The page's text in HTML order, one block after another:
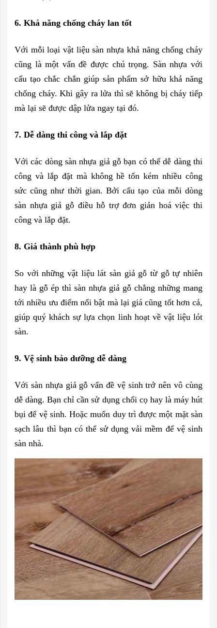
6. Khả năng chống cháy lan tốt
Với mỗi loại vật liệu sàn nhựa khả năng chống cháy
cũng là một vấn đề được chú trọng. Sàn nhựa với
cấu tạo chắc chắn giúp sản phẩm sở hữu khả năng
chống cháy. Khi gây ra lửa thì sẽ không bị cháy tiếp
mà lại sẽ được dập lửa ngay tại đó.
7. Dễ dàng thi công và lắp đặt
Với các dòng sàn nhựa giả gỗ bạn có thể dễ dàng thi
công và lắp đặt mà không hề tốn kém nhiều công
sức cũng như thời gian. Bởi cấu tạo của mỗi dòng
sàn nhựa giả gỗ điều hỗ trợ đơn giản hoá việc thi
công và lắp đặt.
8. Giá thành phù hợp
So với những vật liệu lát sàn giả gỗ từ gỗ tự nhiên
hay là gỗ ép thì sàn nhựa giả gỗ chẳng những mang
tới nhiều ưu điểm nổi bật mà lại giá cũng tốt hơn cả,
giúp quý khách sự lựa chọn linh hoạt về vật liệu lót
sàn.
9. Vệ sinh bảo dưỡng dễ dàng
Với sàn nhựa giả gỗ vấn đề vệ sinh trở nên vô cùng
dễ dàng. Bạn chỉ cần sử dụng chổi cọ hay là máy hút
bụi để vệ sinh. Hoặc muốn duy trì được một mặt sàn
sạch lâu thì bạn có thể sử dụng vải mềm để vệ sinh
sàn nhà.